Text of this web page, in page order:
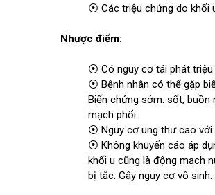
⦿ Các triệu chứng do khối
Nhược điểm:
⦿ Có nguy cơ tái phát
⦿ Bệnh nhân có thể gặp
Biến chứng sớm: sốt, buồn
mạch phổi.
⦿ Nguy cơ ung thư cao với
⦿ Không khuyến cáo áp
khối u cũng là động mạch
bị tắc. Gây nguy cơ vô sinh.